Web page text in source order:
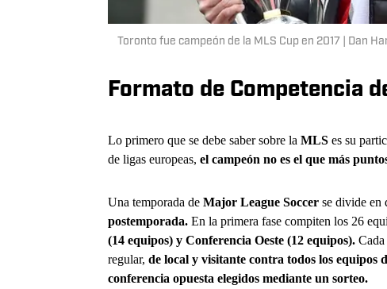
Toronto fue campeón de la MLS Cup en 2017 | Dan
Formato de Competencia
Lo primero que se debe saber sobre la MLS es su
de ligas europeas, el campeón no es el que más
Una temporada de Major League Soccer se divide en
postemporada. En la primera fase compiten los 26
(14 equipos) y Conferencia Oeste (12 equipos).
regular, de local y visitante contra todos los equipos
conferencia opuesta elegidos mediante un sorteo.